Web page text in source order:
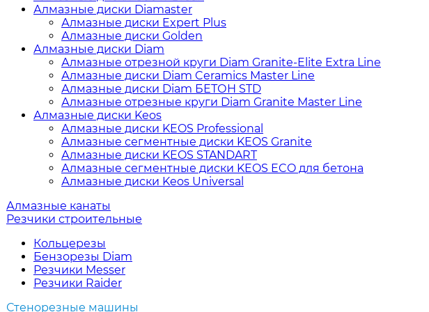
Алмазные диски Diamaster
Алмазные диски Expert Plus
Алмазные диски Golden
Алмазные диски Diam
Алмазные отрезной круги Diam Granite-Elite Extra Line
Алмазные диски Diam Ceramics Master Line
Алмазные диски Diam БЕТОН STD
Алмазные отрезные круги Diam Granite Master Line
Алмазные диски Keos
Алмазные диски KEOS Professional
Алмазные сегментные диски KEOS Granite
Алмазные диски KEOS STANDART
Алмазные сегментные диски KEOS ECO для бетона
Алмазные диски Keos Universal
Алмазные канаты
Резчики строительные
Кольцерезы
Бензорезы Diam
Резчики Messer
Резчики Raider
Стенорезные машины